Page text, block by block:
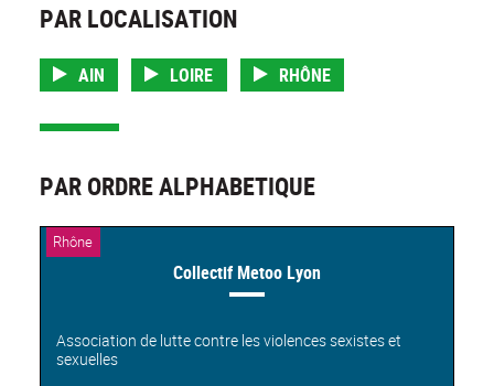
PAR LOCALISATION
AIN LOIRE RHÔNE
PAR ORDRE ALPHABETIQUE
Rhône
Collectif Metoo Lyon
Association de lutte contre les violences sexistes et
sexuelles